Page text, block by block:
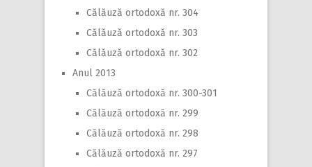
Călăuză ortodoxă nr. 304
Călăuză ortodoxă nr. 303
Călăuză ortodoxă nr. 302
Anul 2013
Călăuză ortodoxă nr. 300-301
Călăuză ortodoxă nr. 299
Călăuză ortodoxă nr. 298
Călăuză ortodoxă nr. 297